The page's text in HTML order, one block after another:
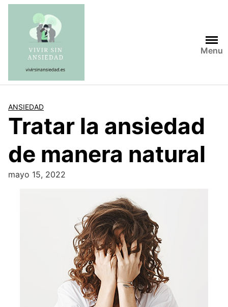
Saltar
contenido
Menu
ANSIEDAD
Tratar la ansiedad
de manera natural
mayo 15, 2022